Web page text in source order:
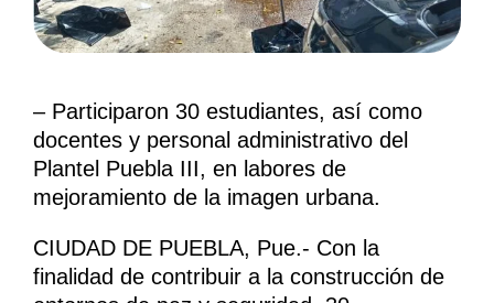
– Participaron 30 estudiantes, así como
docentes y personal administrativo del
Plantel Puebla III, en labores de
mejoramiento de la imagen urbana.
CIUDAD DE PUEBLA, Pue.- Con la
finalidad de contribuir a la construcción de